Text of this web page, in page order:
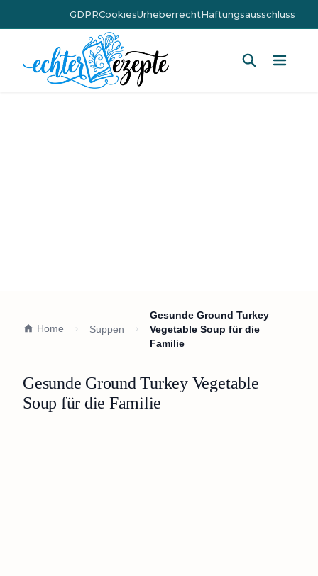
GDPRCookiesUrheberrechtHaftungsausschluss
Home Suppen
Gesunde Ground Turkey
Vegetable Soup für die
Familie
Gesunde Ground Turkey Vegetable
Soup für die Familie